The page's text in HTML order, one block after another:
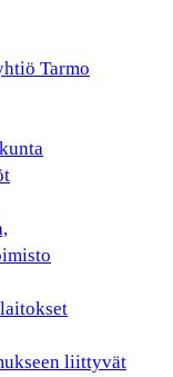
Tarmo
liittyvät